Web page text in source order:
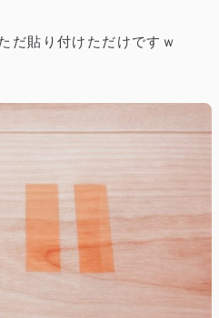
だ貼り付けただけですｗ